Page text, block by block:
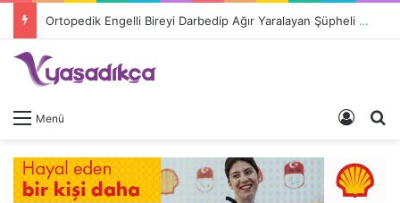
Ortopedik Engelli Bireyi Darbedip Ağır Yaralayan Şüpheli Tutuklandı
Menü Giriş